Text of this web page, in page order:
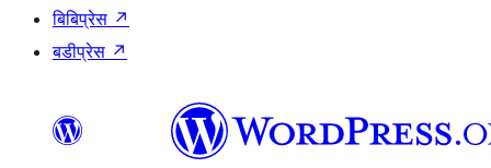
बिबिप्रेस ↗
बडीप्रेस ↗